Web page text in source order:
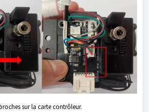
sur la carte contrôleur.